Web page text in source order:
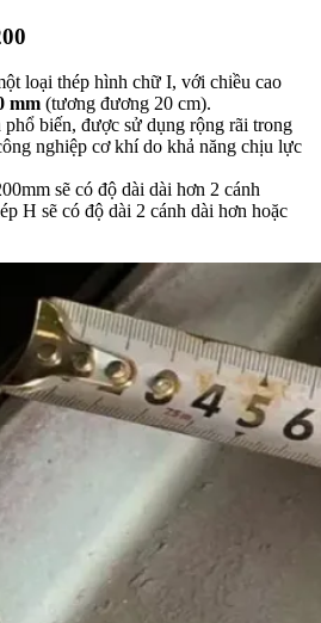
loại thép hình chữ I, với chiều cao
mm (tương đương 20 cm).
biến, được sử dụng rộng rãi trong
nghiệp cơ khí do khả năng chịu lực
sẽ có độ dài dài hơn 2 cánh
H sẽ có độ dài 2 cánh dài hơn hoặc